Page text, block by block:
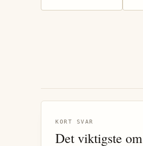
KORT SVAR
Det viktigste om